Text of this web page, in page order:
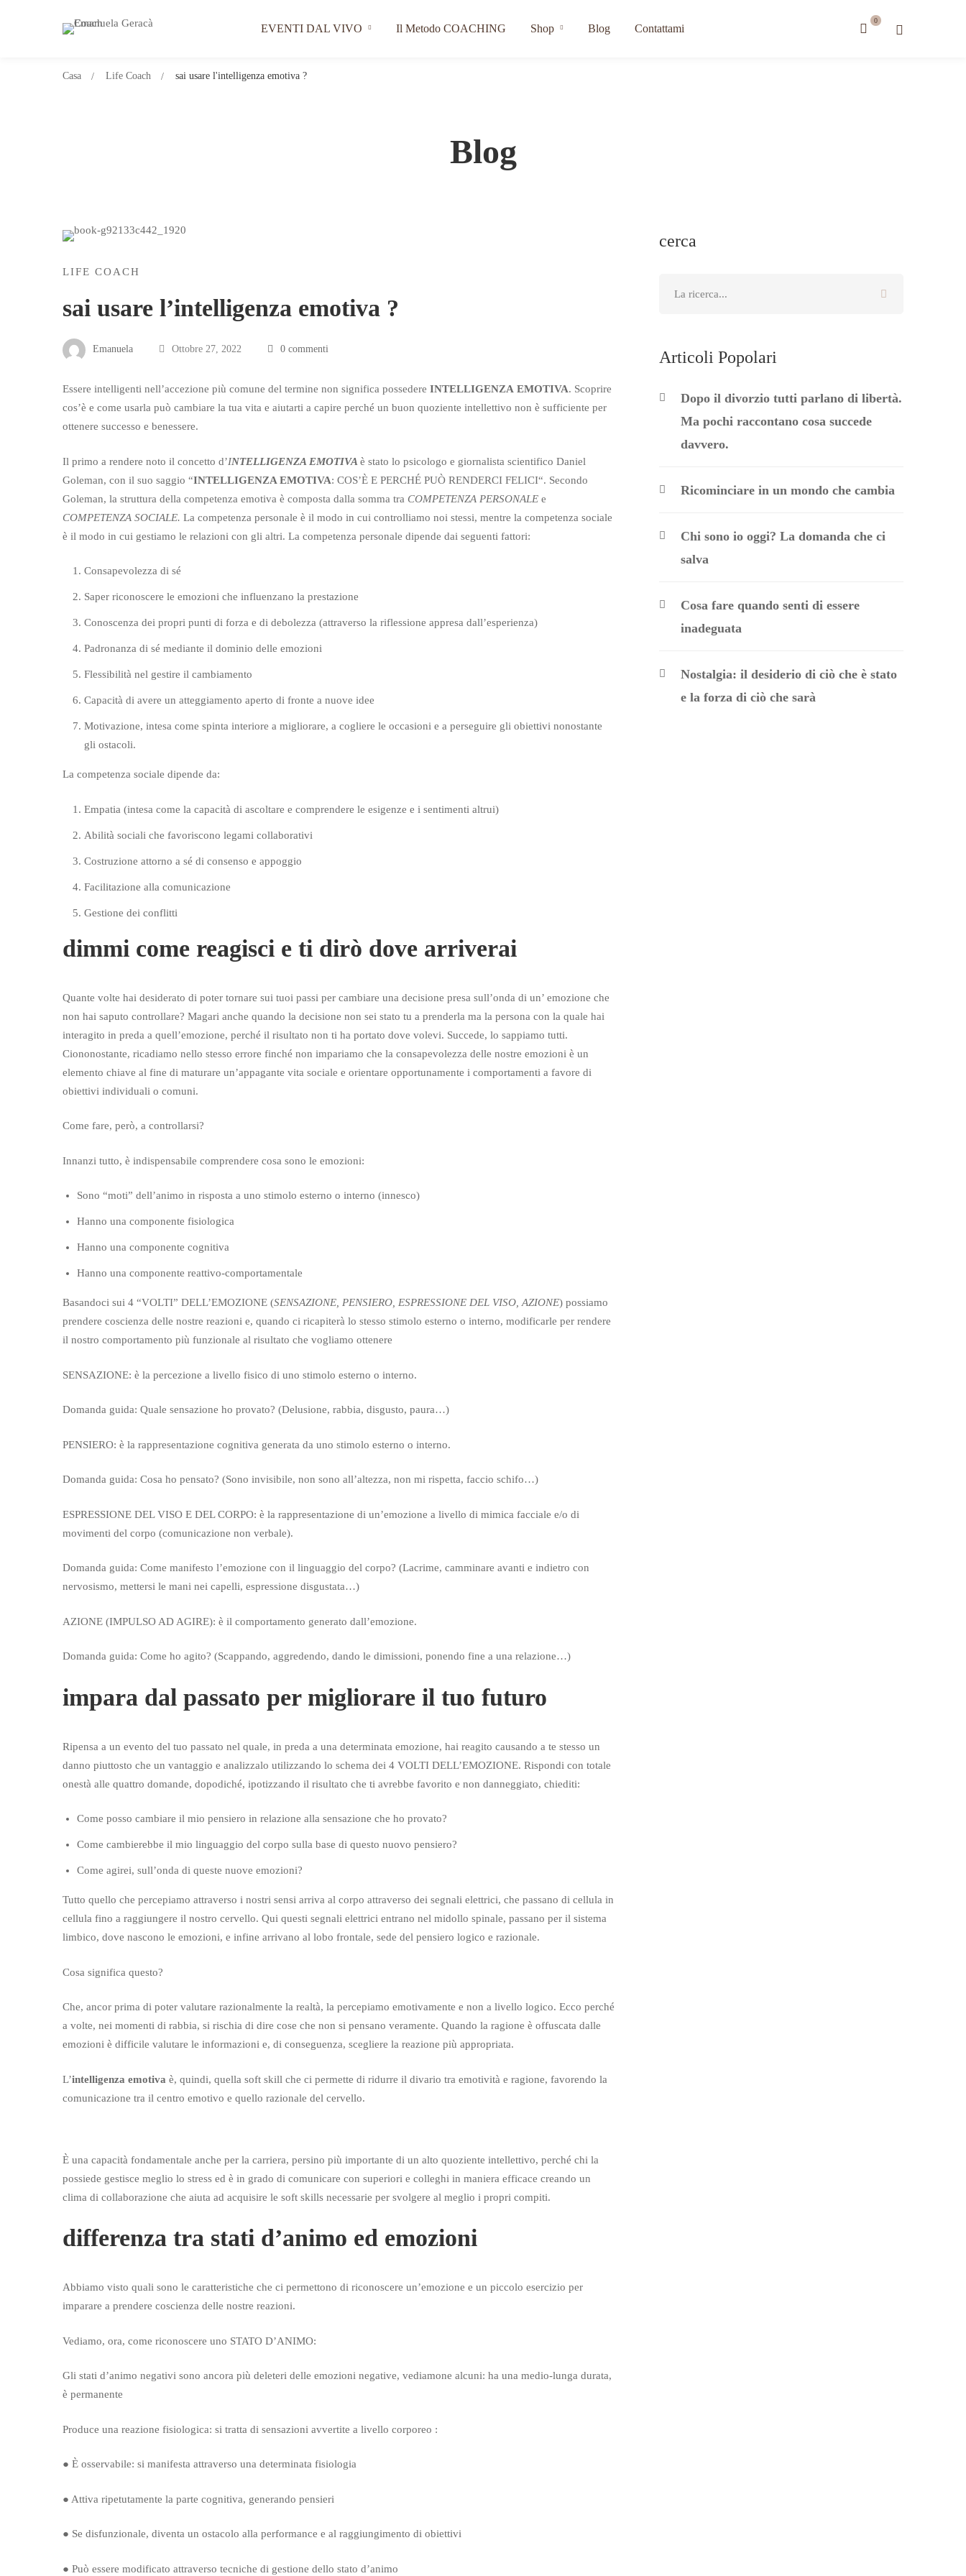
EVENTI DAL VIVO Il Metodo COACHING Shop Blog Contattami
Blog
Casa Life Coach sai usare l'intelligenza emotiva ?
LIFE COACH
sai usare l’intelligenza emotiva ?
Emanuela Ottobre 27, 2022 0 commenti
Essere intelligenti nell’accezione più comune del termine non significa possedere INTELLIGENZA EMOTIVA. Scoprire
cos’è e come usarla può cambiare la tua vita e aiutarti a capire perché un buon quoziente intellettivo non è sufficiente per
ottenere successo e benessere.
Il primo a rendere noto il concetto d’INTELLIGENZA EMOTIVA è stato lo psicologo e giornalista scientifico Daniel
Goleman, con il suo saggio “INTELLIGENZA EMOTIVA: COS’È E PERCHÉ PUÒ RENDERCI FELICI“. Secondo
Goleman, la struttura della competenza emotiva è composta dalla somma tra COMPETENZA PERSONALE e
COMPETENZA SOCIALE. La competenza personale è il modo in cui controlliamo noi stessi, mentre la competenza sociale
è il modo in cui gestiamo le relazioni con gli altri. La competenza personale dipende dai seguenti fattori:
Consapevolezza di sé
Saper riconoscere le emozioni che influenzano la prestazione
Conoscenza dei propri punti di forza e di debolezza (attraverso la riflessione appresa dall’esperienza)
Padronanza di sé mediante il dominio delle emozioni
Flessibilità nel gestire il cambiamento
Capacità di avere un atteggiamento aperto di fronte a nuove idee
Motivazione, intesa come spinta interiore a migliorare, a cogliere le occasioni e a perseguire gli obiettivi nonostante
gli ostacoli.
La competenza sociale dipende da:
Empatia (intesa come la capacità di ascoltare e comprendere le esigenze e i sentimenti altrui)
Abilità sociali che favoriscono legami collaborativi
Costruzione attorno a sé di consenso e appoggio
Facilitazione alla comunicazione
Gestione dei conflitti
dimmi come reagisci e ti dirò dove arriverai
Quante volte hai desiderato di poter tornare sui tuoi passi per cambiare una decisione presa sull’onda di un’ emozione che
non hai saputo controllare? Magari anche quando la decisione non sei stato tu a prenderla ma la persona con la quale hai
interagito in preda a quell’emozione, perché il risultato non ti ha portato dove volevi. Succede, lo sappiamo tutti.
Ciononostante, ricadiamo nello stesso errore finché non impariamo che la consapevolezza delle nostre emozioni è un
elemento chiave al fine di maturare un’appagante vita sociale e orientare opportunamente i comportamenti a favore di
obiettivi individuali o comuni.
Come fare, però, a controllarsi?
Innanzi tutto, è indispensabile comprendere cosa sono le emozioni:
Sono “moti” dell’animo in risposta a uno stimolo esterno o interno (innesco)
Hanno una componente fisiologica
Hanno una componente cognitiva
Hanno una componente reattivo-comportamentale
Basandoci sui 4 “VOLTI” DELL’EMOZIONE (SENSAZIONE, PENSIERO, ESPRESSIONE DEL VISO, AZIONE) possiamo
prendere coscienza delle nostre reazioni e, quando ci ricapiterà lo stesso stimolo esterno o interno, modificarle per rendere
il nostro comportamento più funzionale al risultato che vogliamo ottenere
SENSAZIONE: è la percezione a livello fisico di uno stimolo esterno o interno.
Domanda guida: Quale sensazione ho provato? (Delusione, rabbia, disgusto, paura…)
PENSIERO: è la rappresentazione cognitiva generata da uno stimolo esterno o interno.
Domanda guida: Cosa ho pensato? (Sono invisibile, non sono all’altezza, non mi rispetta, faccio schifo…)
ESPRESSIONE DEL VISO E DEL CORPO: è la rappresentazione di un’emozione a livello di mimica facciale e/o di
movimenti del corpo (comunicazione non verbale).
Domanda guida: Come manifesto l’emozione con il linguaggio del corpo? (Lacrime, camminare avanti e indietro con
nervosismo, mettersi le mani nei capelli, espressione disgustata…)
AZIONE (IMPULSO AD AGIRE): è il comportamento generato dall’emozione.
Domanda guida: Come ho agito? (Scappando, aggredendo, dando le dimissioni, ponendo fine a una relazione…)
impara dal passato per migliorare il tuo futuro
Ripensa a un evento del tuo passato nel quale, in preda a una determinata emozione, hai reagito causando a te stesso un
danno piuttosto che un vantaggio e analizzalo utilizzando lo schema dei 4 VOLTI DELL’EMOZIONE. Rispondi con totale
onestà alle quattro domande, dopodiché, ipotizzando il risultato che ti avrebbe favorito e non danneggiato, chiediti:
Come posso cambiare il mio pensiero in relazione alla sensazione che ho provato?
Come cambierebbe il mio linguaggio del corpo sulla base di questo nuovo pensiero?
Come agirei, sull’onda di queste nuove emozioni?
Tutto quello che percepiamo attraverso i nostri sensi arriva al corpo attraverso dei segnali elettrici, che passano di cellula in
cellula fino a raggiungere il nostro cervello. Qui questi segnali elettrici entrano nel midollo spinale, passano per il sistema
limbico, dove nascono le emozioni, e infine arrivano al lobo frontale, sede del pensiero logico e razionale.
Cosa significa questo?
Che, ancor prima di poter valutare razionalmente la realtà, la percepiamo emotivamente e non a livello logico. Ecco perché
a volte, nei momenti di rabbia, si rischia di dire cose che non si pensano veramente. Quando la ragione è offuscata dalle
emozioni è difficile valutare le informazioni e, di conseguenza, scegliere la reazione più appropriata.
L’intelligenza emotiva è, quindi, quella soft skill che ci permette di ridurre il divario tra emotività e ragione, favorendo la
comunicazione tra il centro emotivo e quello razionale del cervello.
È una capacità fondamentale anche per la carriera, persino più importante di un alto quoziente intellettivo, perché chi la
possiede gestisce meglio lo stress ed è in grado di comunicare con superiori e colleghi in maniera efficace creando un
clima di collaborazione che aiuta ad acquisire le soft skills necessarie per svolgere al meglio i propri compiti.
differenza tra stati d’animo ed emozioni
Abbiamo visto quali sono le caratteristiche che ci permettono di riconoscere un’emozione e un piccolo esercizio per
imparare a prendere coscienza delle nostre reazioni.
Vediamo, ora, come riconoscere uno STATO D’ANIMO:
Gli stati d’animo negativi sono ancora più deleteri delle emozioni negative, vediamone alcuni: ha una medio-lunga durata,
è permanente
Produce una reazione fisiologica: si tratta di sensazioni avvertite a livello corporeo :
● È osservabile: si manifesta attraverso una determinata fisiologia
● Attiva ripetutamente la parte cognitiva, generando pensieri
● Se disfunzionale, diventa un ostacolo alla performance e al raggiungimento di obiettivi
● Può essere modificato attraverso tecniche di gestione dello stato d’animo
cerca
Articoli Popolari
Dopo il divorzio tutti parlano di libertà.
Ma pochi raccontano cosa succede
davvero.
Ricominciare in un mondo che cambia
Chi sono io oggi? La domanda che ci
salva
Cosa fare quando senti di essere
inadeguata
Nostalgia: il desiderio di ciò che è stato
e la forza di ciò che sarà